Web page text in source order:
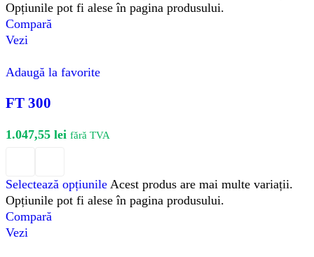
Opțiunile pot fi alese în pagina produsului.
Compară
Vezi
Adaugă la favorite
FT 300
1.047,55 lei fără TVA
Selectează opțiunile Acest produs are mai multe variații.
Opțiunile pot fi alese în pagina produsului.
Compară
Vezi